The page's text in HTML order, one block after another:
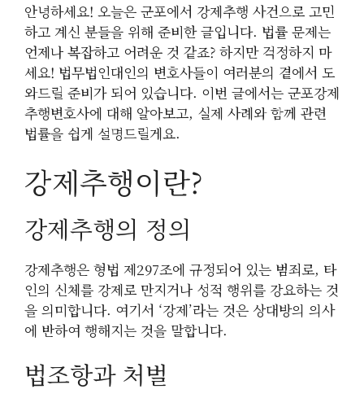
안녕하세요! 오늘은 군포에서 강제추행 사건으로 고민
하고 계신 분들을 위해 준비한 글입니다. 법률 문제는
언제나 복잡하고 어려운 것 같죠? 하지만 걱정하지 마
세요! 법무법인대인의 변호사들이 여러분의 곁에서 도
와드릴 준비가 되어 있습니다. 이번 글에서는 군포강제
추행변호사에 대해 알아보고, 실제 사례와 함께 관련
법률을 쉽게 설명드릴게요.
강제추행이란?
강제추행의 정의
강제추행은 형법 제297조에 규정되어 있는 범죄로, 타
인의 신체를 강제로 만지거나 성적 행위를 강요하는 것
을 의미합니다. 여기서 ‘강제’라는 것은 상대방의 의사
에 반하여 행해지는 것을 말합니다.
법조항과 처벌